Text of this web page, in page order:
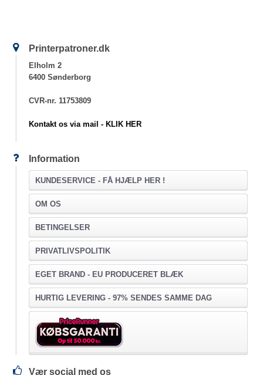
Printerpatroner.dk
Elholm 2
6400 Sønderborg
CVR-nr. 11753809
Kontakt os via mail - KLIK HER
Information
KUNDESERVICE - FÅ HJÆLP HER !
OM OS
BETINGELSER
PRIVATLIVSPOLITIK
EGET BRAND - EU PRODUCERET BLÆK
HURTIG LEVERING - 97% SENDES SAMME DAG
Vær social med os